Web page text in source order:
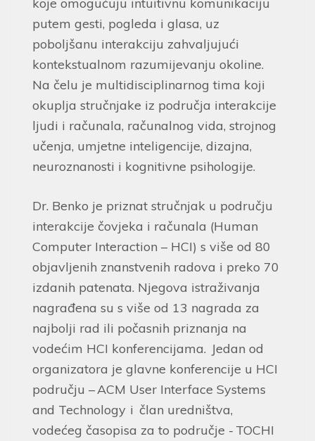
putem gesti, pogleda i glasa, uz
poboljšanu interakciju zahvaljujući
kontekstualnom razumijevanju okoline.
Na čelu je multidisciplinarnog tima koji
okuplja stručnjake iz područja interakcije
ljudi i računala, računalnog vida, strojnog
učenja, umjetne inteligencije, dizajna,
neuroznanosti i kognitivne psihologije.
Dr. Benko je priznat stručnjak u području
interakcije čovjeka i računala (Human
Computer Interaction – HCI) s više od 80
objavljenih znanstvenih radova i preko 70
izdanih patenata. Njegova istraživanja
nagrađena su s više od 13 nagrada za
najbolji rad ili počasnih priznanja na
vodećim HCI konferencijama. Jedan od
organizatora je glavne konferencije u HCI
području – ACM User Interface Systems
and Technology i član uredništva,
vodećeg časopisa za to područje - TOCHI